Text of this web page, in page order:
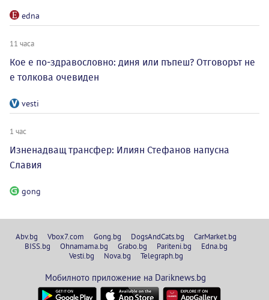
edna
11 часа
Кое е по-здравословно: диня или пъпеш? Отговорът не
е толкова очевиден
vesti
1 час
Изненадващ трансфер: Илиян Стефанов напусна
Славия
gong
Abv.bg Vbox7.com Gong.bg DogsAndCats.bg
CarMarket.bg
BISS.bg
Ohnamama.bg Grabo.bg Pariteni.bg
Edna.bg
Vesti.bg
Nova.bg Telegraph.bg
Мобилното приложение на Dariknews.bg